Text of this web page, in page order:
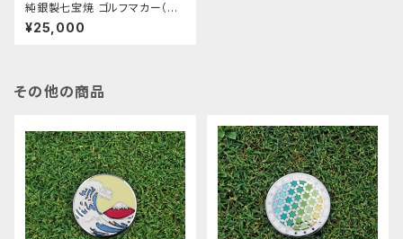
純銀製七宝焼 ゴルフマカー（A
mazing!_siro）
¥25,000
その他の商品